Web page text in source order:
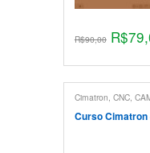
R$90,00 R$
Cimatron CNC,
Curso